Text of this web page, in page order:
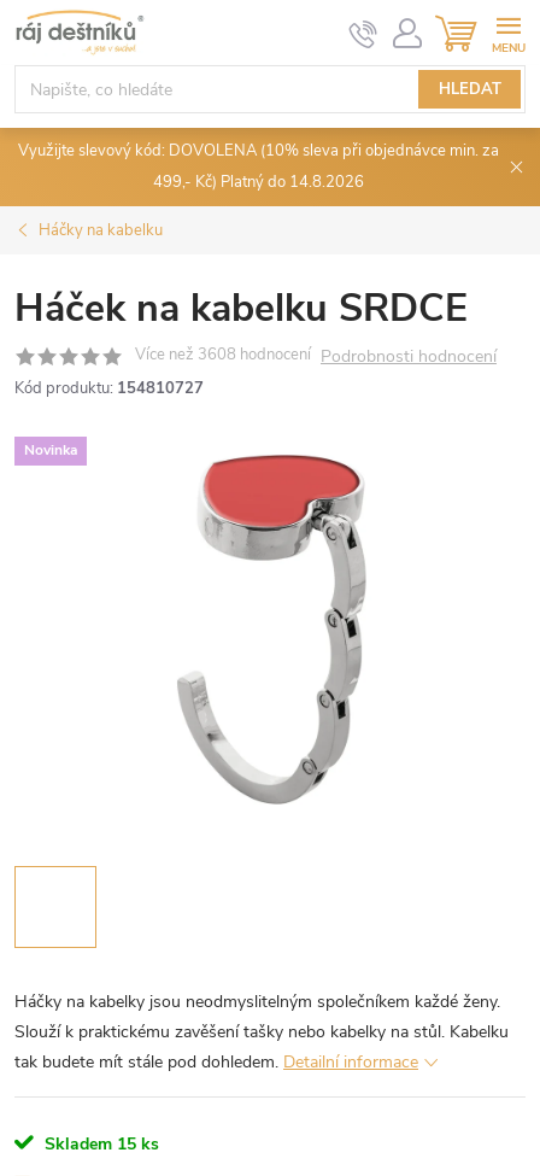
Přejít
na
obsah
HLEDAT
KOŠÍK
Využijte slevový kód: DOVOLENA (10% sleva při objednávce min. za
499,- Kč) Platný do 14.8.2026
Háčky na kabelku
Háček na kabelku SRDCE
Podrobnosti hodnocení
Kód produktu: 154810727
Novinka
Háčky na kabelky jsou neodmyslitelným společníkem každé ženy.
Slouží k praktickému zavěšení tašky nebo kabelky na stůl. Kabelku
tak budete mít stále pod dohledem. Detailní informace
Skladem 15 ks